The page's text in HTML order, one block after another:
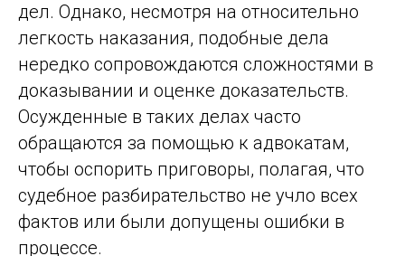
дел. Однако, несмотря на относительно
легкость наказания, подобные дела
нередко сопровождаются сложностями в
доказывании и оценке доказательств.
Осужденные в таких делах часто
обращаются за помощью к адвокатам,
чтобы оспорить приговоры, полагая, что
судебное разбирательство не учло всех
фактов или были допущены ошибки в
процессе.